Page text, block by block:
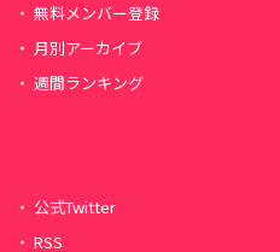
無料メンバー登録
月別アーカイブ
週間ランキング
公式Twitter
RSS